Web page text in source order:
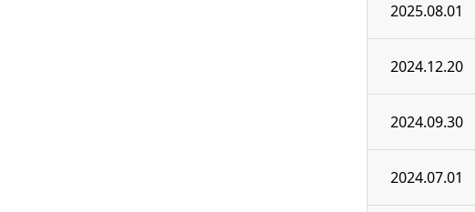
2025.08.01
2024.12.20
2024.09.30
2024.07.01